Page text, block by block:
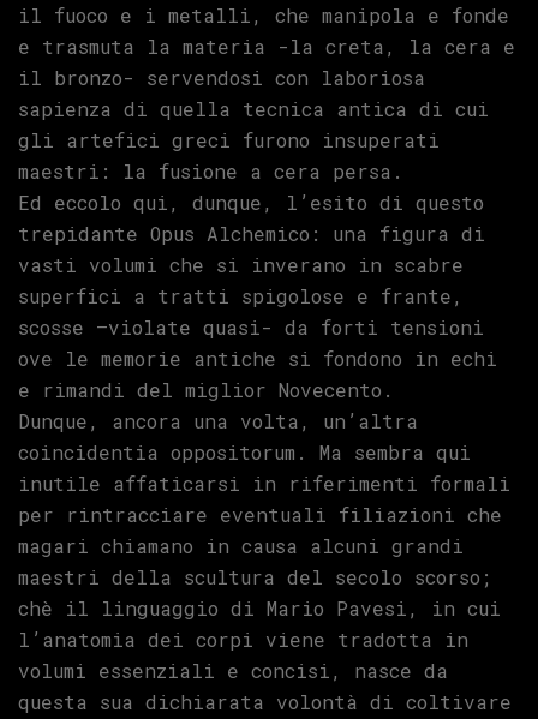
il fuoco e i metalli, che manipola e fonde
e trasmuta la materia -la creta, la cera e
il bronzo- servendosi con laboriosa
sapienza di quella tecnica antica di cui
gli artefici greci furono insuperati
maestri: la fusione a cera persa.
Ed eccolo qui, dunque, l’esito di questo
trepidante Opus Alchemico: una figura di
vasti volumi che si inverano in scabre
superfici a tratti spigolose e frante,
scosse –violate quasi- da forti tensioni
ove le memorie antiche si fondono in echi
e rimandi del miglior Novecento.
Dunque, ancora una volta, un’altra
coincidentia oppositorum. Ma sembra qui
inutile affaticarsi in riferimenti formali
per rintracciare eventuali filiazioni che
magari chiamano in causa alcuni grandi
maestri della scultura del secolo scorso;
chè il linguaggio di Mario Pavesi, in cui
l’anatomia dei corpi viene tradotta in
volumi essenziali e concisi, nasce da
questa sua dichiarata volontà di coltivare